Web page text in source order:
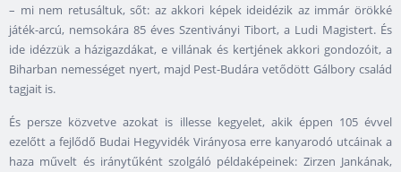
– mi nem retusáltuk, sőt: az akkori képek ideidézik az immár örökké
játék-arcú, nemsokára 85 éves Szentiványi Tibort, a Ludi Magistert. És
ide idézzük a házigazdákat, e villának és kertjének akkori gondozóit, a
Biharban nemességet nyert, majd Pest-Budára vetődött Gálbory család
tagjait is.
És persze közvetve azokat is illesse kegyelet, akik éppen 105 évvel
ezelőtt a fejlődő Budai Hegyvidék Virányosa erre kanyarodó utcáinak a
haza művelt és iránytűként szolgáló példaképeinek: Zirzen Jankának,